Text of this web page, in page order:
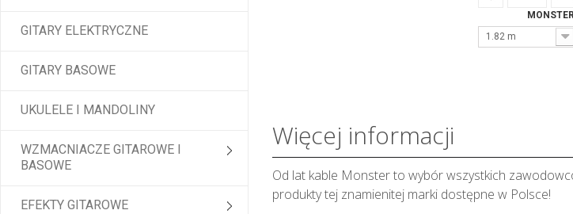
GITARY ELEKTRYCZNE
GITARY BASOWE
UKULELE I MANDOLINY
WZMACNIACZE GITAROWE I
BASOWE
EFEKTY GITAROWE
MONSTER
1.82 m
Więcej informacji
Od lat kable Monster to wybór wszystkich
produkty tej znamienitej marki dostępne w Polsce!